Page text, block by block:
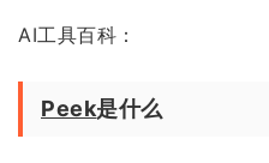
AI工具百科：
Peek是什么